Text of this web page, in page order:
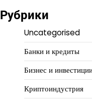
Рубрики
Uncategorised
Банки и кредиты
Бизнес и
Криптоиндустрия